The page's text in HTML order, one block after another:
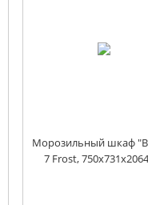
Морозильный шкаф
7 Frost,